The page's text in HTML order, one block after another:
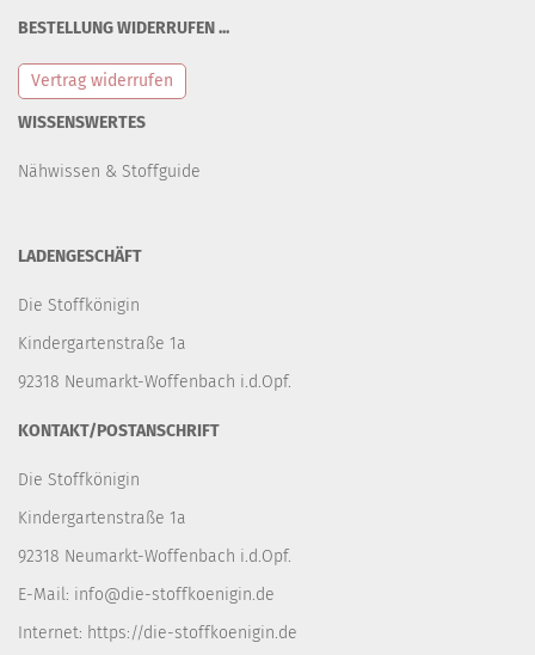
BESTELLUNG WIDERRUFEN ...
Vertrag widerrufen
WISSENSWERTES
Nähwissen & Stoffguide
LADENGESCHÄFT
Die Stoffkönigin
Kindergartenstraße 1a
92318 Neumarkt-Woffenbach i.d.Opf.
KONTAKT/POSTANSCHRIFT
Die Stoffkönigin
Kindergartenstraße 1a
92318 Neumarkt-Woffenbach i.d.Opf.
E-Mail: info@die-stoffkoenigin.de
Internet: https://die-stoffkoenigin.de